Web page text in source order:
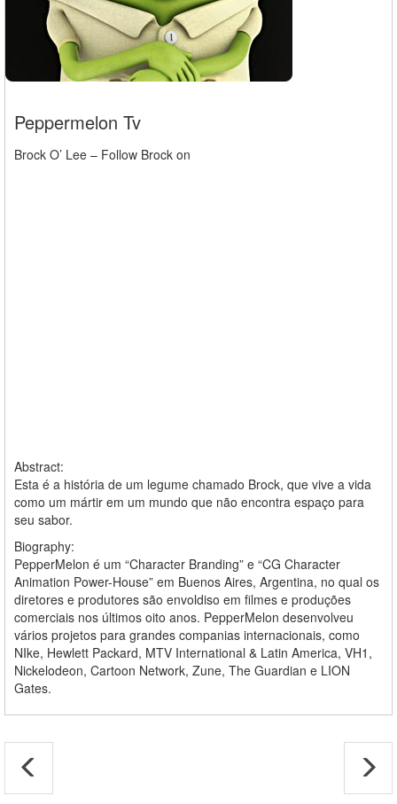
Peppermelon Tv
Brock O’ Lee – Follow Brock on
Abstract:
Esta é a história de um legume chamado Brock, que vive a vida
como um mártir em um mundo que não encontra espaço para
seu sabor.
Biography:
PepperMelon é um “Character Branding” e “CG Character
Animation Power-House” em Buenos Aires, Argentina, no qual os
diretores e produtores são envoldiso em filmes e produções
comerciais nos últimos oito anos. PepperMelon desenvolveu
vários projetos para grandes companias internacionais, como
NIke, Hewlett Packard, MTV International & Latin America, VH1,
Nickelodeon, Cartoon Network, Zune, The Guardian e LION
Gates.